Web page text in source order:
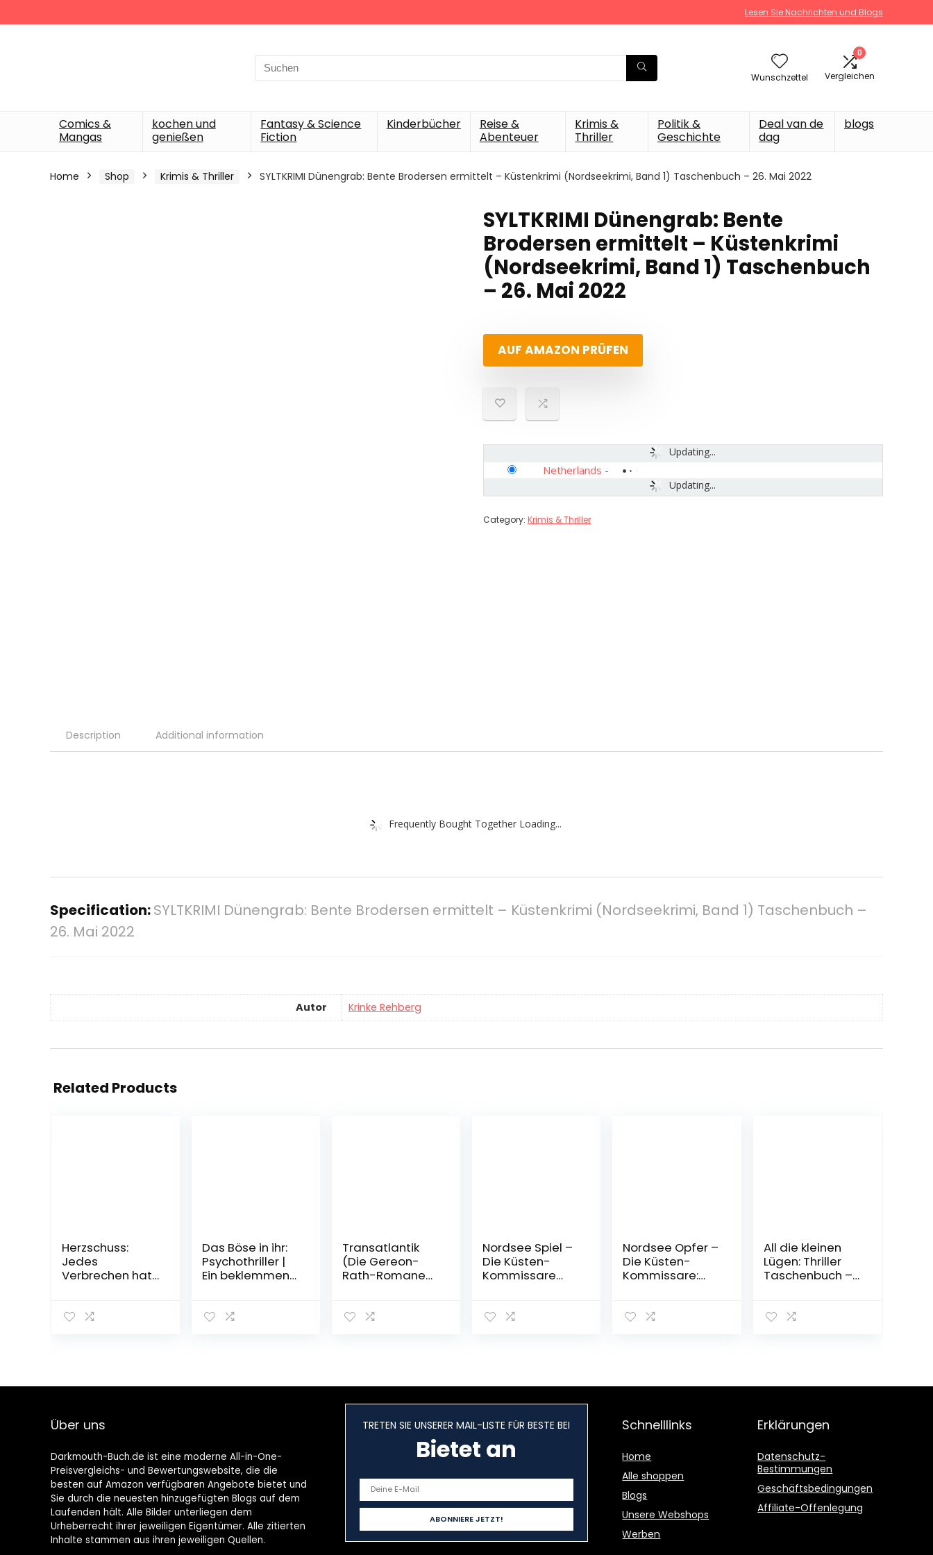
Lesen Sie Nachrichten und Blogs
Search
for:
Wunschzettel
0
Vergleichen
Comics &
Mangas
kochen und
genießen
Fantasy & Science
Fiction
Kinderbücher
Reise &
Abenteuer
Krimis &
Thriller
Politik &
Geschichte
Deal van de
dag
blogs
Home Shop Krimis & Thriller SYLTKRIMI Dünengrab: Bente Brodersen ermittelt – Küstenkrimi (Nordseekrimi, Band 1) Taschenbuch – 26. Mai 2022
SYLTKRIMI Dünengrab: Bente
Brodersen ermittelt – Küstenkrimi
(Nordseekrimi, Band 1) Taschenbuch
– 26. Mai 2022
AUF AMAZON PRÜFEN
Updating...
Updating...
Netherlands -
Category: Krimis & Thriller
Description Additional information
Frequently Bought Together Loading...
Specification:SYLTKRIMI Dünengrab: Bente Brodersen ermittelt – Küstenkrimi (Nordseekrimi, Band 1) Taschenbuch –
26. Mai 2022
Autor Krinke Rehberg
Related Products
Herzschuss:
Jedes
Verbrechen hat
Kriminalroman
November 2022
Das Böse in ihr:
Psychothriller |
Ein beklemmend
zum Schluss
Transatlantik
(Die Gereon-
Rath-Romane
Vom Autor der
Oktober 2022
Nordsee Spiel –
Die Küsten-
Kommissare
Band 9)
Nordsee Opfer –
Die Küsten-
Kommissare:
Kommissare,
All die kleinen
Lügen: Thriller
Taschenbuch –
Über uns
Darkmouth-Buch.de ist eine moderne All-in-One-
Preisvergleichs- und Bewertungswebsite, die die
besten auf Amazon verfügbaren Angebote bietet und
Sie durch die neuesten hinzugefügten Blogs auf dem
Laufenden hält. Alle Bilder unterliegen dem
Urheberrecht ihrer jeweiligen Eigentümer. Alle zitierten
Inhalte stammen aus ihren jeweiligen Quellen.
TRETEN SIE UNSERER MAIL-LISTE FÜR BESTE BEI
Bietet an
Schnelllinks
Home
Alle shoppen
Blogs
Unsere Webshops
Werben
Erklärungen
Datenschutz-
Bestimmungen
Geschäftsbedingungen
Affiliate-Offenlegung